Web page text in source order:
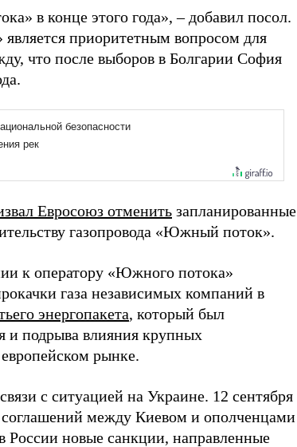
в конце этого года», – добавил посол.
приоритетным вопросом для
что после выборов в Болгарии София
Евросоюз отменить запланированные
газопровода «Южный поток».
к оператору «Южного потока»
газа независимых компаний в
энергопакета, который был
и подрыва влияния крупных
рынке.
с ситуацией на Украине. 12 сентября
между Киевом и ополченцами
России новые санкции, направленные